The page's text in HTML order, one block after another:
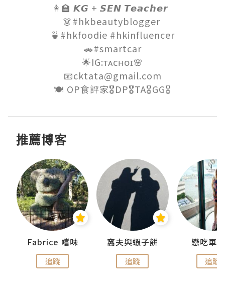
👩‍🏫 𝙆𝙂 + 𝙎𝙀𝙉 𝙏𝙚𝙖𝙘𝙝𝙚𝙧
👗#hkbeautyblogger
🍵#hkfoodie #hkinfluencer
🚗#smartcar
🌟IG:ᴛᴀᴄʜᴏɪ🌸
📧cktata@gmail.com
🍽 OP食評家🎖DP🎖TA🎖GG🎖
推薦博客
Fabrice 嚐味
追蹤
窩夫與蝦子餅
追蹤
戀吃車
追蹤